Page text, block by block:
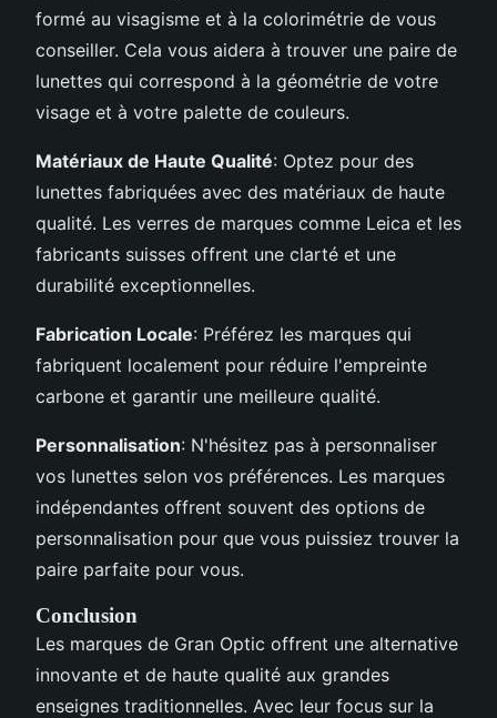
formé au visagisme et à la colorimétrie de vous
conseiller. Cela vous aidera à trouver une paire de
lunettes qui correspond à la géométrie de votre
visage et à votre palette de couleurs.
Matériaux de Haute Qualité: Optez pour des
lunettes fabriquées avec des matériaux de haute
qualité. Les verres de marques comme Leica et les
fabricants suisses offrent une clarté et une
durabilité exceptionnelles.
Fabrication Locale: Préférez les marques qui
fabriquent localement pour réduire l'empreinte
carbone et garantir une meilleure qualité.
Personnalisation: N'hésitez pas à personnaliser
vos lunettes selon vos préférences. Les marques
indépendantes offrent souvent des options de
personnalisation pour que vous puissiez trouver la
paire parfaite pour vous.
Conclusion
Les marques de Gran Optic offrent une alternative
innovante et de haute qualité aux grandes
enseignes traditionnelles. Avec leur focus sur la